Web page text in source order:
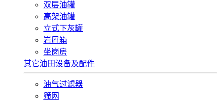
双层油罐
高架油罐
立式下灰罐
岩屑箱
坐岗房
其它油田设备及配件
油气过滤器
筛网